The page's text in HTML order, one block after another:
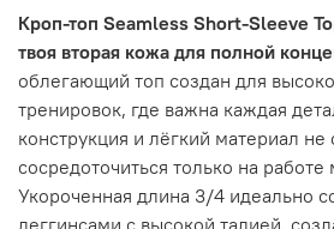
Кроп-топ Seamless Short-Sleeve
твоя вторая кожа для полной
облегающий топ создан для
тренировок, где важна каждая
конструкция и лёгкий материал не
сосредоточиться только на
Укороченная длина 3/4 идеально
леггинсами с высокой талией,